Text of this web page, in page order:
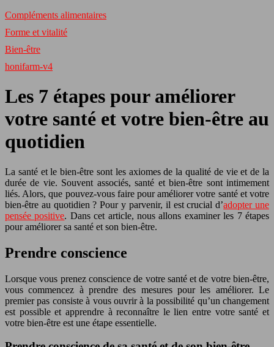
Compléments alimentaires
Forme et vitalité
Bien-être
honifarm-v4
Les 7 étapes pour améliorer
votre santé et votre bien-être au
quotidien
La santé et le bien-être sont les axiomes de la qualité de vie et de la
durée de vie. Souvent associés, santé et bien-être sont intimement
liés. Alors, que pouvez-vous faire pour améliorer votre santé et votre
bien-être au quotidien ? Pour y parvenir, il est crucial d’adopter une
pensée positive. Dans cet article, nous allons examiner les 7 étapes
pour améliorer sa santé et son bien-être.
Prendre conscience
Lorsque vous prenez conscience de votre santé et de votre bien-être,
vous commencez à prendre des mesures pour les améliorer. Le
premier pas consiste à vous ouvrir à la possibilité qu’un changement
est possible et apprendre à reconnaître le lien entre votre santé et
votre bien-être est une étape essentielle.